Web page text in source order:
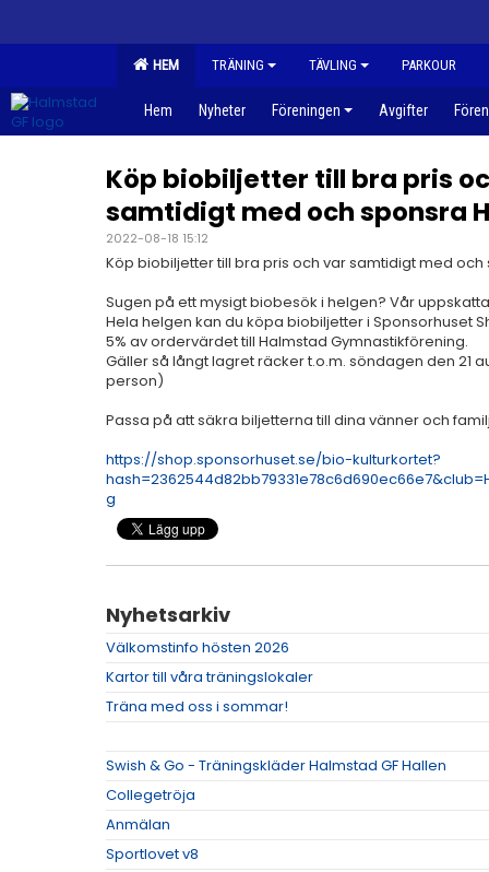
HEM TRÄNING TÄVLING PARKOUR
Hem Nyheter Föreningen Avgifter
Köp biobiljetter till bra pris
samtidigt med och sponsra
2022-08-18 15:12
Köp biobiljetter till bra pris och var samtidigt med och
Sugen på ett mysigt biobesök i helgen? Vår
Hela helgen kan du köpa biobiljetter i Sponsorhuset
5% av ordervärdet till Halmstad Gymnastikförening.
Gäller så långt lagret räcker t.o.m. söndagen den 21
person)
Passa på att säkra biljetterna till dina vänner och
https://shop.sponsorhuset.se/bio-kulturkortet?
g
Nyhetsarkiv
Välkomstinfo hösten 2026
Kartor till våra träningslokaler
Träna med oss i sommar!
Swish & Go - Träningskläder Halmstad GF Hallen
Collegetröja
Anmälan
Sportlovet v8